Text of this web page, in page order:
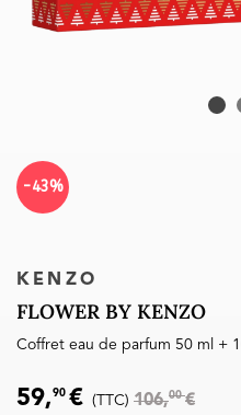
-43%
KENZO
FLOWER BY KENZO
Coffret eau de parfum 50 ml +
59, 90 € (TTC) 106,00€